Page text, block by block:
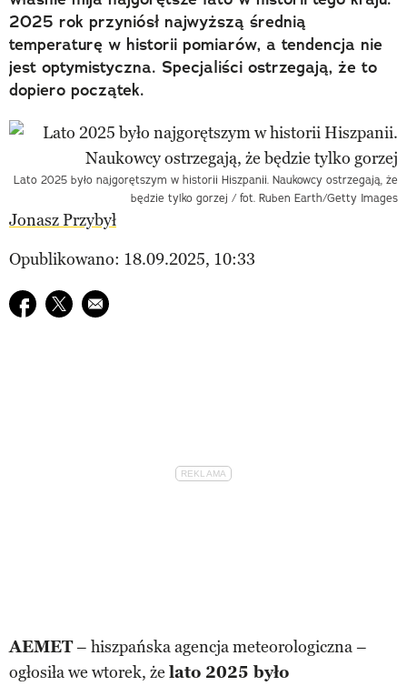
2025 rok przyniósł najwyższą średnią
temperaturę w historii pomiarów, a tendencja nie
jest optymistyczna. Specjaliści ostrzegają, że to
dopiero początek.
Lato 2025 było najgorętszym w historii Hiszpanii. Naukowcy ostrzegają, że
będzie tylko gorzej / fot. Ruben Earth/Getty Images
Jonasz Przybył
Opublikowano: 18.09.2025, 10:33
Udostępnij na facebook
Udostępnij na twitter
E-mail do przyjaciela
AEMET– hiszpańska agencja meteorologiczna –
ogłosiła we wtorek, że lato 2025 było